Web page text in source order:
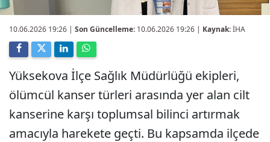
10.06.2026 19:26 | Son Güncelleme: 10.06.2026 19:26 | Kaynak:İHA
Yüksekova İlçe Sağlık Müdürlüğü ekipleri,
ölümcül kanser türleri arasında yer alan cilt
kanserine karşı toplumsal bilinci artırmak
amacıyla harekete geçti. Bu kapsamda ilçede